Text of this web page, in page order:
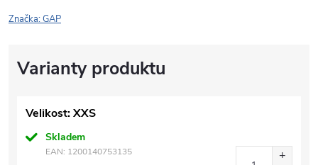
Značka:GAP
Velikost: XXS
Skladem
EAN: 1200140753135